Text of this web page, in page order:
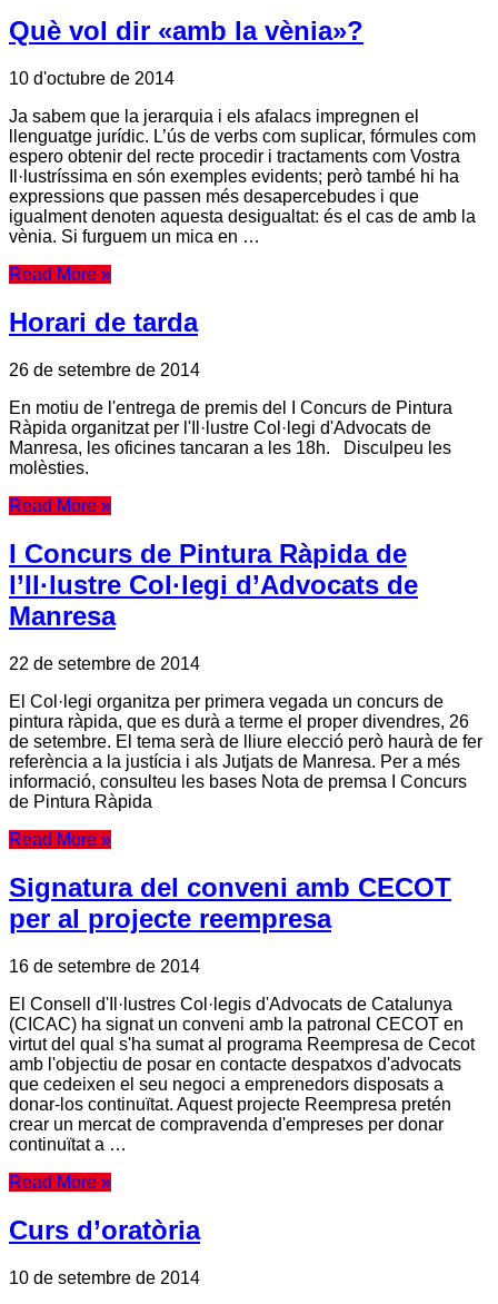
Què vol dir «amb la vènia»?
10 d'octubre de 2014
Ja sabem que la jerarquia i els afalacs impregnen el
llenguatge jurídic. L’ús de verbs com suplicar, fórmules com
espero obtenir del recte procedir i tractaments com Vostra
Il·lustríssima en són exemples evidents; però també hi ha
expressions que passen més desapercebudes i que
igualment denoten aquesta desigualtat: és el cas de amb la
vènia. Si furguem un mica en …
Read More »
Horari de tarda
26 de setembre de 2014
En motiu de l'entrega de premis del I Concurs de Pintura
Ràpida organitzat per l'Il·lustre Col·legi d'Advocats de
Manresa, les oficines tancaran a les 18h. Disculpeu les
molèsties.
Read More »
I Concurs de Pintura Ràpida de
l’Il·lustre Col·legi d’Advocats de
Manresa
22 de setembre de 2014
El Col·legi organitza per primera vegada un concurs de
pintura ràpida, que es durà a terme el proper divendres, 26
de setembre. El tema serà de lliure elecció però haurà de fer
referència a la justícia i als Jutjats de Manresa. Per a més
informació, consulteu les bases Nota de premsa I Concurs
de Pintura Ràpida
Read More »
Signatura del conveni amb CECOT
per al projecte reempresa
16 de setembre de 2014
El Consell d'Il·lustres Col·legis d'Advocats de Catalunya
(CICAC) ha signat un conveni amb la patronal CECOT en
virtut del qual s'ha sumat al programa Reempresa de Cecot
amb l'objectiu de posar en contacte despatxos d'advocats
que cedeixen el seu negoci a emprenedors disposats a
donar-los continuïtat. Aquest projecte Reempresa pretén
crear un mercat de compravenda d'empreses per donar
continuïtat a …
Read More »
Curs d’oratòria
10 de setembre de 2014